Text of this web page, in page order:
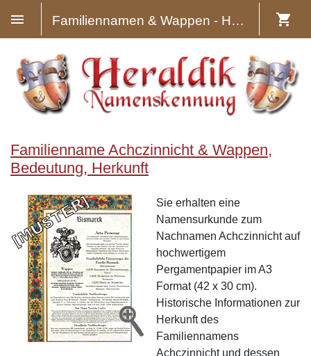
Familiennamen & Wappen - Heraldik
Familienname Achczinnicht & Wappen,
Bedeutung, Herkunft
Sie erhalten eine
Namensurkunde zum
Nachnamen Achczinnicht auf
hochwertigem
Pergamentpapier im A3
Format (42 x 30 cm).
Historische Informationen zur
Herkunft des
Familiennamens
Achczinnicht und dessen